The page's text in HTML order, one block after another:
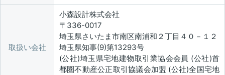
取扱い会社
小森設計株式会社
〒336-0017
埼玉県さいたま市南区南浦和２丁目４０－１２
埼玉県知事(9)第13293号
(公社)埼玉県宅地建物取引業協会会員 (公社)首
都圏不動産公正取引協議会加盟 (公社)全国宅地